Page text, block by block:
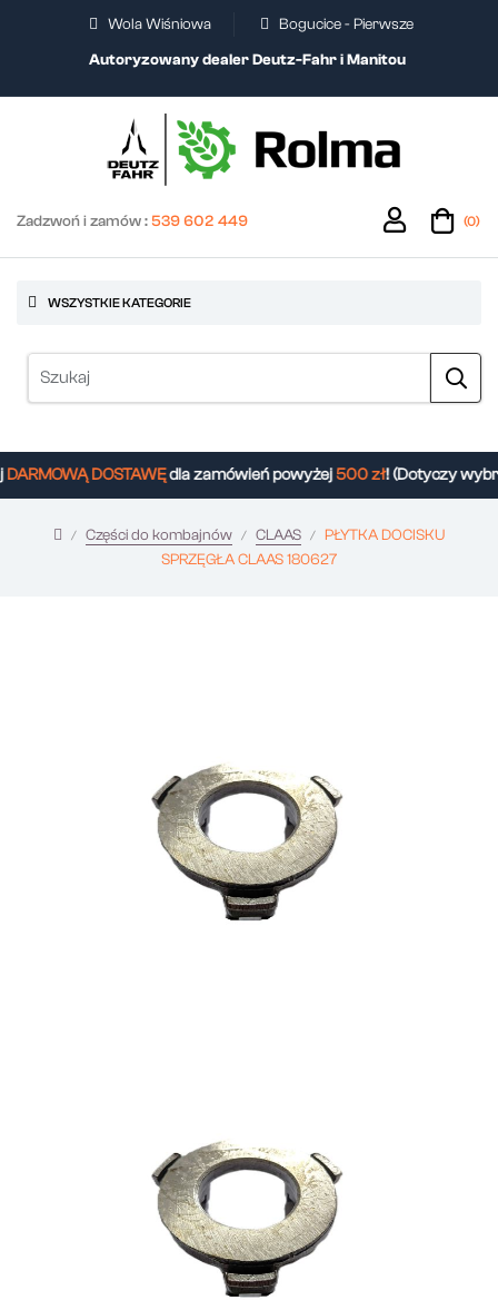
Wola Wiśniowa
Bogucice - Pierwsze
Autoryzowany dealer Deutz-Fahr i Manitou
Zadzwoń i zamów :539 602 449 (0)
WSZYSTKIE KATEGORIE
DOSTAWĘdla zamówień powyżej500 zł! (Dotyczy
Części do kombajnów CLAAS
PŁYTKA DOCISKU
SPRZĘGŁA CLAAS 180627